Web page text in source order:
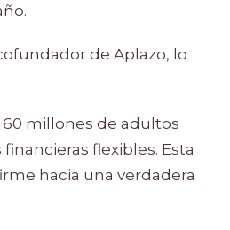
de Aplazo, lo
60 millones de adultos
flexibles. Esta
hacia una verdadera